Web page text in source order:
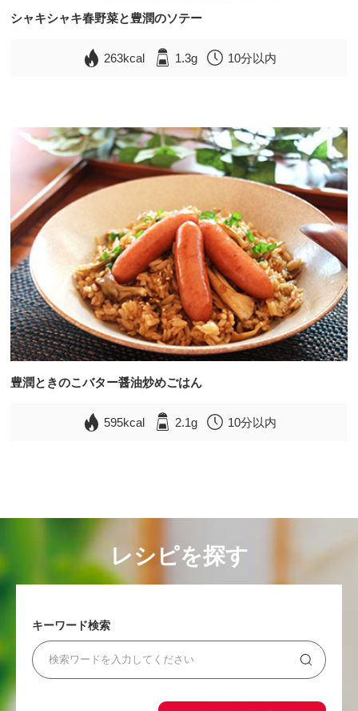
シャキシャキ春野菜と豊潤のソテー
263kcal 1.3g 10分以内
豊潤ときのこバター醤油炒めごはん
595kcal 2.1g 10分以内
レシピを探す
キーワード検索